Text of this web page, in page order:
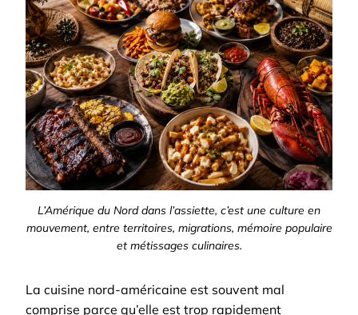
L’Amérique du Nord dans l’assiette, c’est une culture en
mouvement, entre territoires, migrations, mémoire populaire
et métissages culinaires.
La cuisine nord-américaine est souvent mal
comprise parce qu’elle est trop rapidement